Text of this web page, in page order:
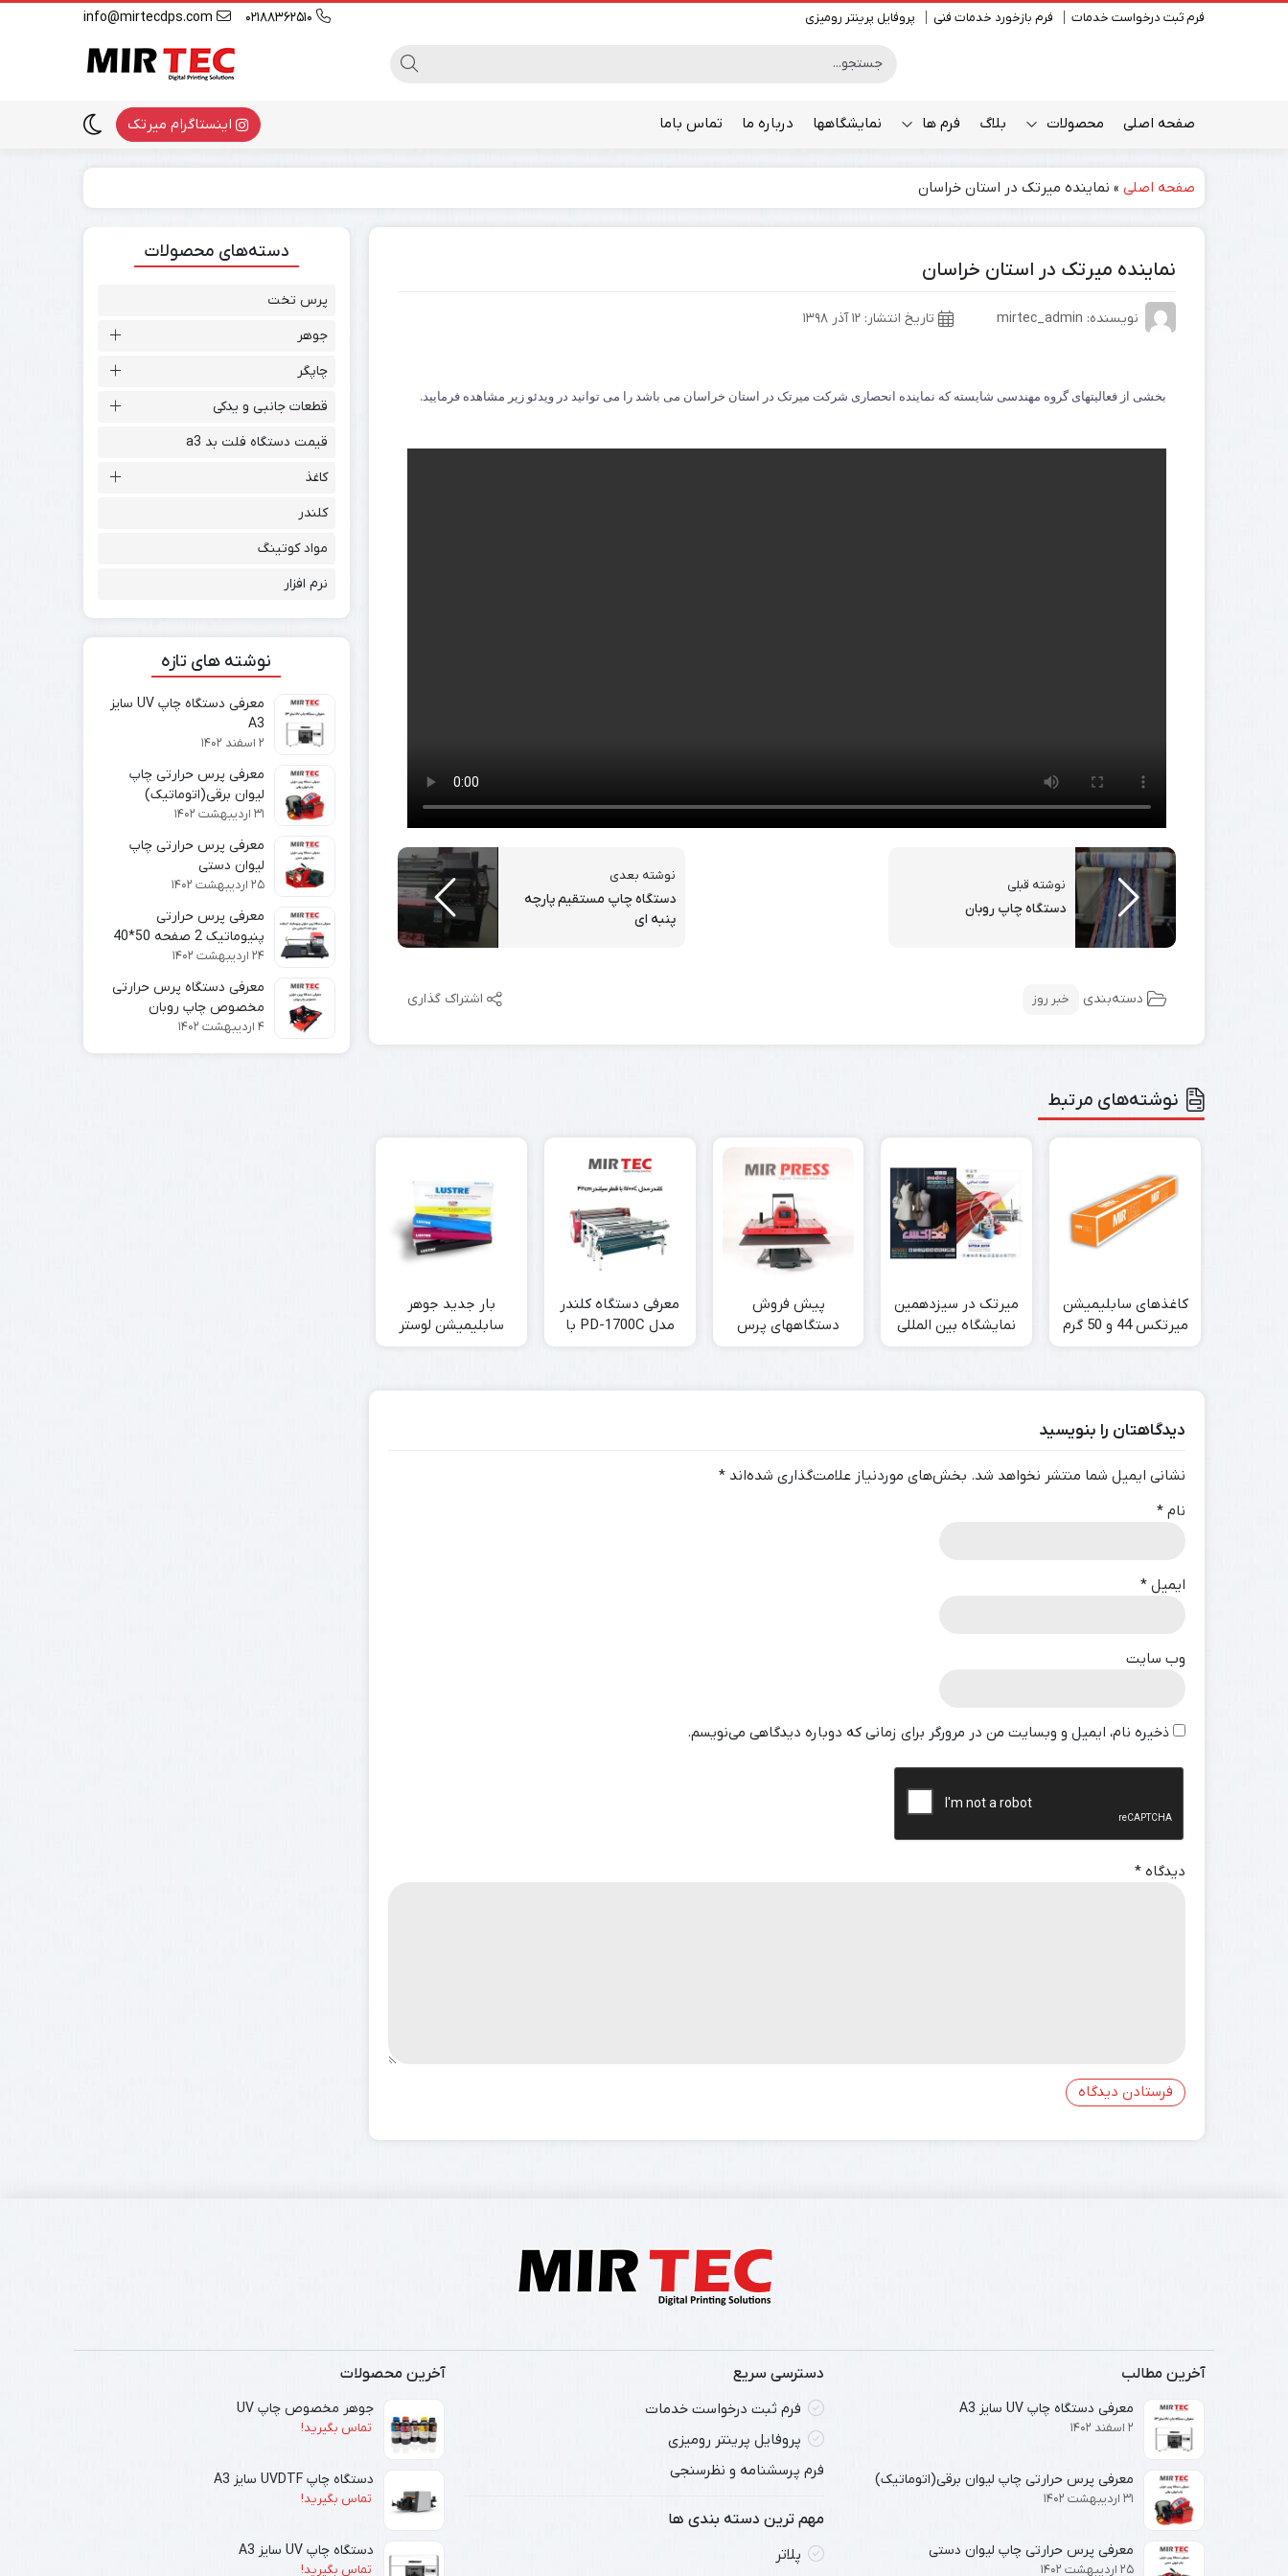
فرم ثبت درخواست خدمات فرم بازخورد خدمات فنی پروفایل پرینتر رومیزی
صفحه اصلی محصولات
رومیزی
بلاگ فرم ها نمایشگاهها درباره ما تماس باما اینستاگرام میرتک
صفحه اصلی » نماینده میرتک در استان خراسان
نماینده میرتک در استان خراسان
نویسنده: mirtec_admin تاریخ انتشار: ۱۲ آذر ۱۳۹۸
بخشی از فعالیتهای گروه مهندسی شایسته که نماینده انحصاری شرکت میرتک در استان خراسان می باشد را می توانید در ویدئو زیر مشاهده فرمایید.
نوشته قبلی
دستگاه چاپ روبان
نوشته بعدی
دستگاه چاپ مستقیم پارچه
پنبه ای
دسته‌بندی خبر روز اشتراک گذاری
نوشته‌های مرتبط
کاغذهای سابلیمیشن
میرتکس 44 و 50 گرم
موجود شد
میرتک در سیزدهمین
نمایشگاه بین المللی
صنعت نساجی
دومین نمایشگاه هنر
پیش فروش
دستگاههای پرس
سایز 60*40
معرفی دستگاه کلندر
مدل PD-1700C با
قطر سیلندر 42 سانتی
بار جدید جوهر
سابلیمیشن لوستر
بزودی
دیدگاهتان را بنویسید
نشانی ایمیل شما منتشر نخواهد شد. بخش‌های موردنیاز علامت‌گذاری شده‌اند *
نام *
ایمیل *
وب‌ سایت
ذخیره نام، ایمیل و وبسایت من در مرورگر برای زمانی که دوباره دیدگاهی می‌نویسم.
دیدگاه *
دسته‌های محصولات
پرس تخت
جوهر
چاپگر
قطعات جانبی و یدکی
قیمت دستگاه فلت بد a3
کاغذ
کلندر
مواد کوتینگ
نرم افزار
نوشته های تازه
معرفی دستگاه چاپ UV سایز
A3
۲ اسفند ۱۴۰۲
معرفی پرس حرارتی چاپ
لیوان برقی(اتوماتیک)
۳۱ اردیبهشت ۱۴۰۲
معرفی پرس حرارتی چاپ
لیوان دستی
۲۵ اردیبهشت ۱۴۰۲
معرفی پرس حرارتی
پنیوماتیک 2 صفحه 50*40
سانتی متر
۲۴ اردیبهشت ۱۴۰۲
معرفی دستگاه پرس حرارتی
مخصوص چاپ روبان
۴ اردیبهشت ۱۴۰۲
آخرین مطالب
معرفی دستگاه چاپ UV سایز A3
۲ اسفند ۱۴۰۲
معرفی پرس حرارتی چاپ لیوان برقی(اتوماتیک)
۳۱ اردیبهشت ۱۴۰۲
معرفی پرس حرارتی چاپ لیوان دستی
۲۵ اردیبهشت ۱۴۰۲
دسترسی سریع
فرم ثبت درخواست خدمات
پروفایل پرینتر رومیزی
فرم پرسشنامه و نظرسنجی
مهم ترین دسته بندی ها
پلاتر
آخرین محصولات
جوهر مخصوص چاپ UV
تماس بگیرید!
دستگاه چاپ UVDTF سایز A3
تماس بگیرید!
دستگاه چاپ UV سایز A3
تماس بگیرید!